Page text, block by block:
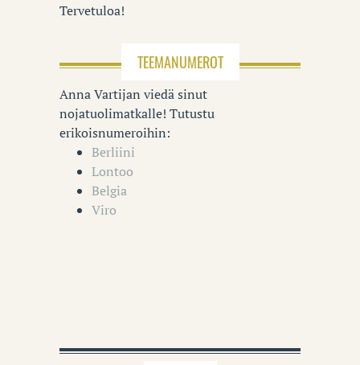
Tervetuloa!
TEEMANUMEROT
Anna Vartijan viedä sinut
nojatuolimatkalle! Tutustu
erikoisnumeroihin:
Berliini
Lontoo
Belgia
Viro